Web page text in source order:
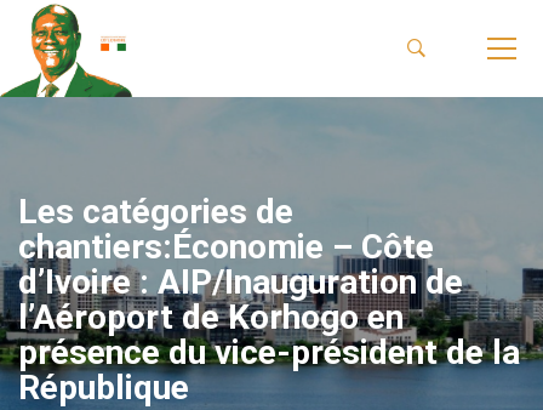
Les catégories de
chantiers:Économie – Côte
d’Ivoire : AIP/Inauguration de
l’Aéroport de Korhogo en
présence du vice-président de la
République